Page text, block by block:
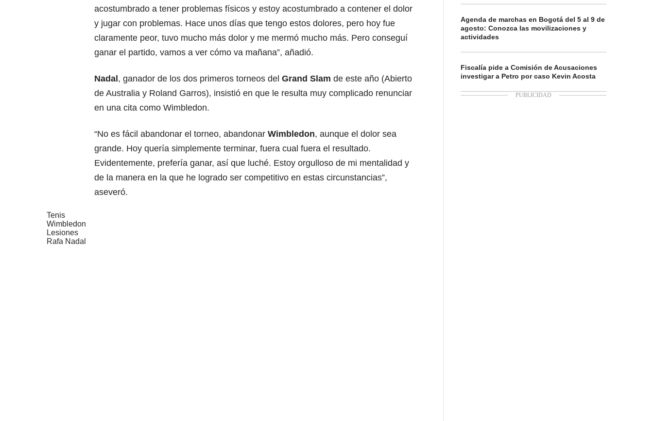
acostumbrado a tener problemas físicos y estoy acostumbrado a contener el dolor
y jugar con problemas. Hace unos días que tengo estos dolores, pero hoy fue
claramente peor, tuvo mucho más dolor y me mermó mucho más. Pero conseguí
ganar el partido, vamos a ver cómo va mañana”, añadió.
Nadal , ganador de los dos primeros torneos del Grand Slam de este año (Abierto
de Australia y Roland Garros), insistió en que le resulta muy complicado renunciar
en una cita como Wimbledon.
“No es fácil abandonar el torneo, abandonar Wimbledon, aunque el dolor sea
grande. Hoy quería simplemente terminar, fuera cual fuera el resultado.
Evidentemente, prefería ganar, así que luché. Estoy orgulloso de mi mentalidad y
de la manera en la que he logrado ser competitivo en estas circunstancias”,
aseveró.
Tenis
Wimbledon
Lesiones
Rafa Nadal
Agenda de marchas en Bogotá del 5 al 9 de
agosto: Conozca las movilizaciones y
actividades
Fiscalía pide a Comisión de Acusaciones
investigar a Petro por caso Kevin Acosta